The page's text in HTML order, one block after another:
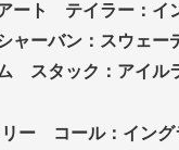
ート テイラー：イ
ーバン：スウェー
スタック：アイル
ー コール：イング